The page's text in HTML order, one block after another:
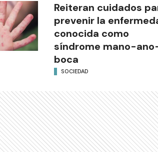
Reiteran cuidados
prevenir la
conocida como
síndrome mano-
boca
SOCIEDAD